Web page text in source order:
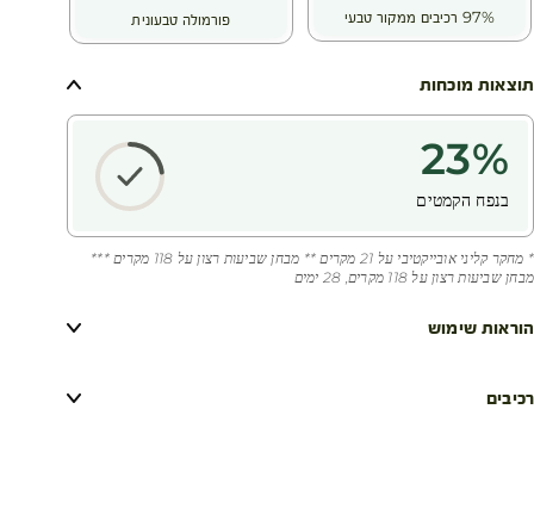
97% רכיבים ממקור טבעי פורמולה טבעונית
תוצאות מוכחות
23%
בנפח הקמטים
* מחקר קליני אובייקטיבי על 21 מקרים ** מבחן שביעות רצון על 118 מקרים ***
מבחן שביעות רצון על 118 מקרים, 28 ימים
הוראות שימוש
רכיבים